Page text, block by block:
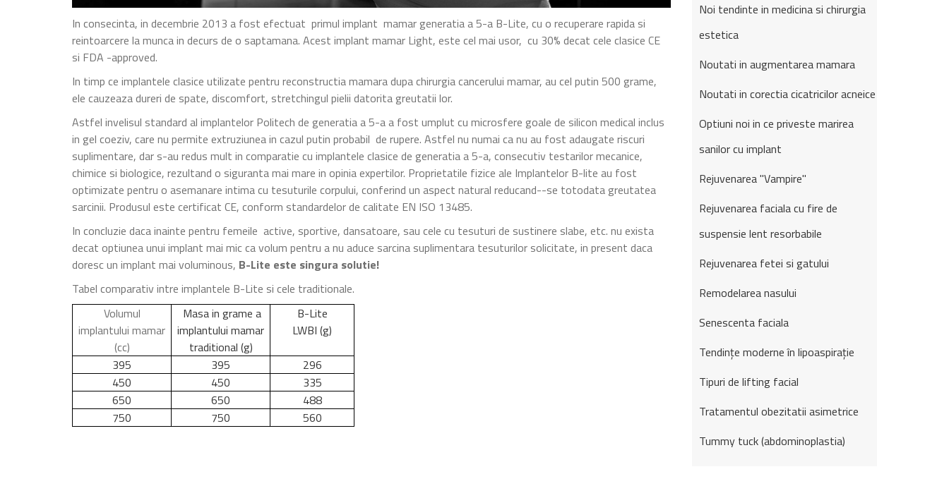
In consecinta, in decembrie 2013 a fost efectuat primul implant mamar generatia a 5-a B-Lite, cu o recuperare rapida si
reintoarcere la munca in decurs de o saptamana. Acest implant mamar Light, este cel mai usor, cu 30% decat cele clasice CE
si FDA -approved.
In timp ce implantele clasice utilizate pentru reconstructia mamara dupa chirurgia cancerului mamar, au cel putin 500 grame,
ele cauzeaza dureri de spate, discomfort, stretchingul pielii datorita greutatii lor.
Astfel invelisul standard al implantelor Politech de generatia a 5-a a fost umplut cu microsfere goale de silicon medical inclus
in gel coeziv, care nu permite extruziunea in cazul putin probabil de rupere. Astfel nu numai ca nu au fost adaugate riscuri
suplimentare, dar s-au redus mult in comparatie cu implantele clasice de generatia a 5-a, consecutiv testarilor mecanice,
chimice si biologice, rezultand o siguranta mai mare in opinia expertilor. Proprietatile fizice ale Implantelor B-lite au fost
optimizate pentru o asemanare intima cu tesuturile corpului, conferind un aspect natural reducand--se totodata greutatea
sarcinii. Produsul este certificat CE, conform standardelor de calitate EN ISO 13485.
In concluzie daca inainte pentru femeile active, sportive, dansatoare, sau cele cu tesuturi de sustinere slabe, etc. nu exista
decat optiunea unui implant mai mic ca volum pentru a nu aduce sarcina suplimentara tesuturilor solicitate, in present daca
doresc un implant mai voluminous, B-Lite este singura solutie!
Tabel comparativ intre implantele B-Lite si cele traditionale.
Volumul
implantului mamar
(cc)
Masa in grame a
implantului mamar
traditional (g)
B-Lite
LWBI (g)
395 395
296
450
450
335
650
650
488
750
750 560
Noi tendinte in medicina si chirurgia
estetica
Noutati in augmentarea mamara
Noutati in corectia cicatricilor acneice
Optiuni noi in ce priveste marirea
sanilor cu implant
Rejuvenarea "Vampire"
Rejuvenarea faciala cu fire de
suspensie lent resorbabile
Rejuvenarea fetei si gatului
Remodelarea nasului
Senescenta faciala
Tendințe moderne în lipoaspirație
Tipuri de lifting facial
Tratamentul obezitatii asimetrice
Tummy tuck (abdominoplastia)